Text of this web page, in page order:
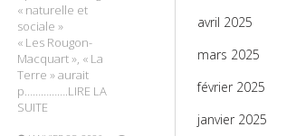
« naturelle et
sociale »
« Les Rougon-
Macquart », « La
Terre » aurait
p…………….LIRE LA
SUITE
avril 2025
mars 2025
février 2025
janvier 2025